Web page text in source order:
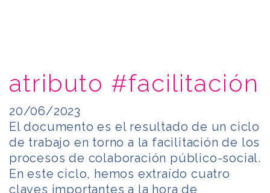
atributo #facilitación
20/06/2023
El documento es el resultado de un ciclo
de trabajo en torno a la facilitación de los
procesos de colaboración público-social.
En este ciclo, hemos extraído cuatro
claves importantes a la hora de